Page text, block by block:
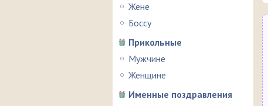
Жене
Боссу
Прикольные
Мужчине
Женщине
Именные поздравления